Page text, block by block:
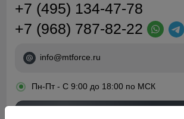
+7 (495) 134-47-78
+7 (968) 787-82-22
info@mtforce.ru
• Пн-Пт - С 9:00 до 18:00 по МСК